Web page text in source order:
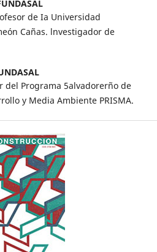
de Ia Universidad
Cañas. lnvestigador de
del Programa 5alvadorerño de
y Media Ambiente PRISMA.